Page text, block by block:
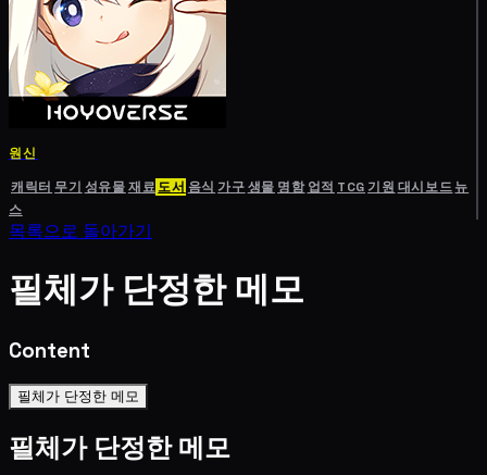
원신
캐릭터 무기 성유물재료도서 음식 가구생물 명함 업적 TCG기원 대시보드뉴
스
목록으로 돌아가기
필체가 단정한 메모
Content
필체가 단정한 메모
필체가 단정한 메모